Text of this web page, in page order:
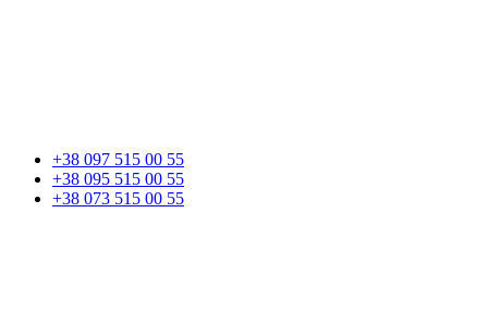
+38 097 515 00 55
+38 095 515 00 55
+38 073 515 00 55